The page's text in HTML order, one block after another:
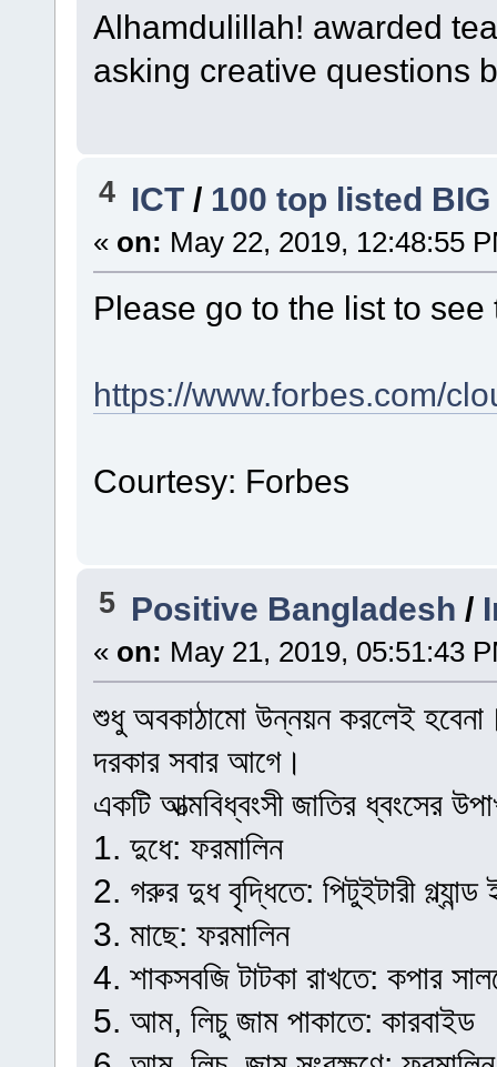
Alhamdulillah! awarded
asking creative questions
4 ICT / 100 top listed
« on: May 22, 2019, 12:48:55
Please go to the list to see
https://www.forbes.com/
Courtesy: Forbes
5 Positive Bangladesh /
« on: May 21, 2019, 05:51:43
শুধু অবকাঠামো উন্নয়ন করলেই
দরকার সবার আগে।
একটি আত্মবিধ্বংসী জাতির ধ্বংসের
1. দুধে: ফরমালিন
2. গরুর দুধ বৃদ্ধিতে: পিটুইটারী
3. মাছে: ফরমালিন
4. শাকসবজি টাটকা রাখতে: কপার
5. আম, লিচু জাম পাকাতে: কারবাইড